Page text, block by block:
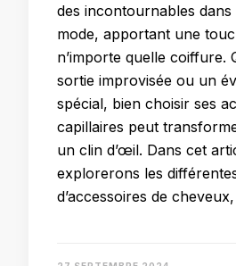
des incontournables dans
mode, apportant une
n’importe quelle coiffure.
sortie improvisée ou un
spécial, bien choisir ses
capillaires peut
un clin d’œil. Dans cet
explorerons les
d’accessoires de